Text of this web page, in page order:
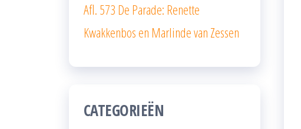
Afl. 573 De Parade: Renette
Kwakkenbos en Marlinde van Zessen
CATEGORIEËN